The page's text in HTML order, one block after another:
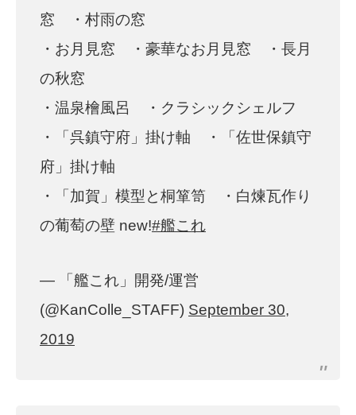
窓 ・村雨の窓
・お月見窓 ・豪華なお月見窓 ・長月
の秋窓
・温泉檜風呂 ・クラシックシェルフ
・「呉鎮守府」掛け軸 ・「佐世保鎮守
府」掛け軸
・「加賀」模型と桐箪笥 ・白煉瓦作り
の葡萄の壁 new!#艦これ
— 「艦これ」開発/運営
(@KanColle_STAFF) September 30,
2019